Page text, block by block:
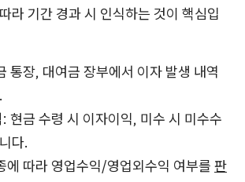
라 기간 경과 시 인식하는 것이 핵심입
통장, 대여금 장부에서 이자 발생 내역
: 현금 수령 시 이자이익, 미수 시 미수수
다.
에 따라 영업수익/영업외수익 여부를 판